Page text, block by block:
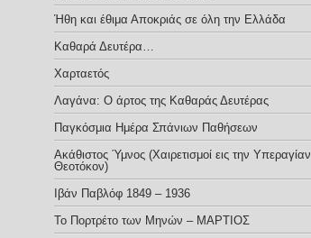
Ήθη και έθιμα Αποκριάς σε όλη την Ελλάδα
Καθαρά Δευτέρα…
Χαρταετός
Λαγάνα: Ο άρτος της Καθαράς Δευτέρας
Παγκόσμια Ημέρα Σπάνιων Παθήσεων
Ακάθιστος Ύμνος (Χαιρετισμοί εις την Υπεραγίαν
Θεοτόκον)
Ιβάν Παβλόφ 1849 – 1936
Το Πορτρέτο των Μηνών – ΜΑΡΤΙΟΣ